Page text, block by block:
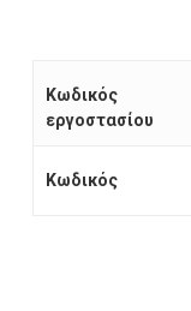
Κωδικός
εργοστασίου
Κωδικός